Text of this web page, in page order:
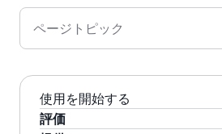
の管理、運用、および検証も共
AWS は、コントロールの運用に
前管理していた AWS 環境にデ
ンフラストラクチャに関するコ
ることで可能になります。お客
ページトピック
使用を開始する
評価